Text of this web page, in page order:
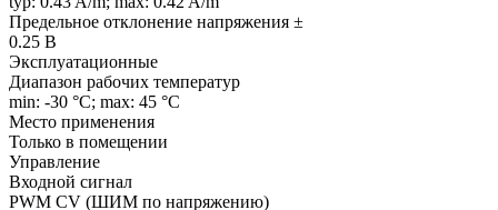
Предельное отклонение напряжения ±
0.25 В
Эксплуатационные
Диапазон рабочих температур
min: -30 °C; max: 45 °C
Место применения
Только в помещении
Управление
Входной сигнал
PWM СV (ШИМ по напряжению)